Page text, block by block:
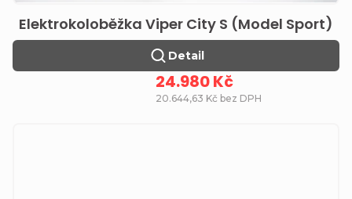
Elektrokoloběžka Viper City S (Model Sport)
20.644,63 Kč bez DPH
24.980 Kč
Detail